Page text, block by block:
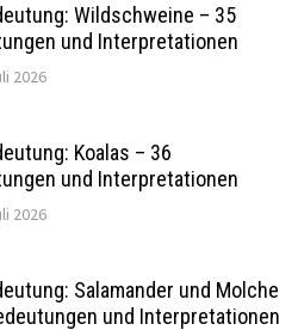
Wildschweine – 35
und Interpretationen
2026
Koalas – 36
und Interpretationen
2026
Salamander und Molche
und Interpretationen